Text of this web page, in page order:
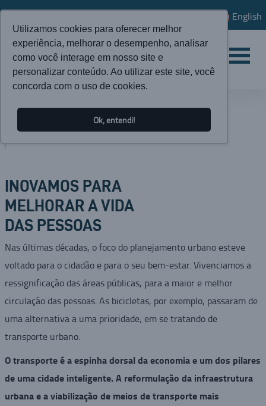
Utilizamos cookies para oferecer melhor
experiência, melhorar o desempenho, analisar
como você interage em nosso site e
personalizar conteúdo. Ao utilizar este site, você
concorda com o uso de cookies.
Ok, entendi!
English
INSTITUCIONAL
PROPÓSITO
INOVAMOS PARA
MELHORAR A VIDA
DAS PESSOAS
Nas últimas décadas, o foco do planejamento urbano esteve
voltado para o cidadão e para o seu bem-estar. Vivenciamos a
ressignificação das áreas públicas, para a maior e melhor
circulação das pessoas. As bicicletas, por exemplo, passaram de
uma alternativa a uma prioridade, em se tratando de
transporte urbano.
O transporte é a espinha dorsal da economia e um dos pilares
de uma cidade inteligente. A reformulação da infraestrutura
urbana e a viabilização de meios de transporte mais